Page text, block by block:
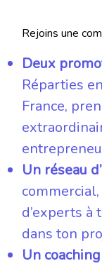
Rejoins une
Deux
Réparties
France,
Un réseau
d’experts à
dans ton
Un